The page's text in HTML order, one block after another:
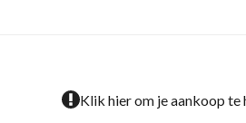
Klik hier om je aankoop te